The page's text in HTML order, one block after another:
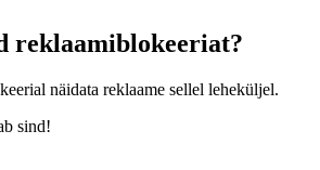
reklaamiblokeeriat?
näidata reklaame sellel leheküljel.
sind!